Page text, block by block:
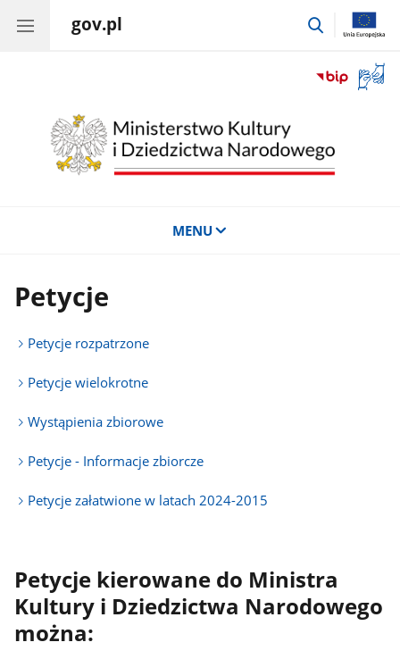
gov.pl
przejdź
okno
MENU
Petycje
Petycje rozpatrzone
Petycje wielokrotne
Wystąpienia zbiorowe
Petycje - Informacje zbiorcze
Petycje załatwione w latach 2024-2015
Petycje kierowane do Ministra
Kultury i Dziedzictwa Narodowego
można: